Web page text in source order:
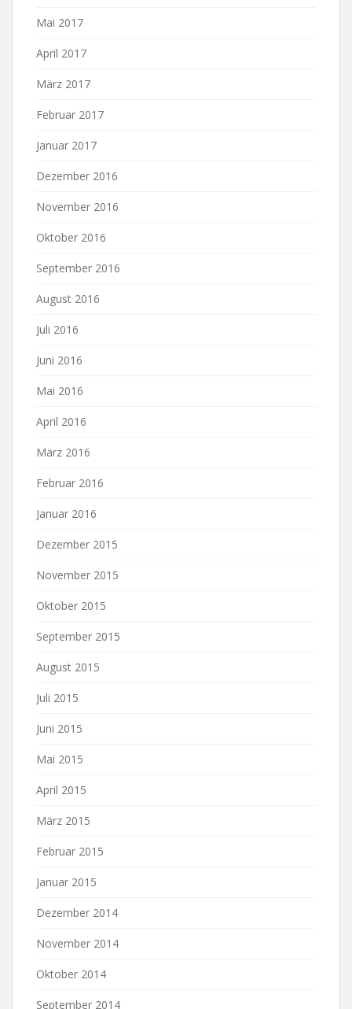
Mai 2017
April 2017
März 2017
Februar 2017
Januar 2017
Dezember 2016
November 2016
Oktober 2016
September 2016
August 2016
Juli 2016
Juni 2016
Mai 2016
April 2016
März 2016
Februar 2016
Januar 2016
Dezember 2015
November 2015
Oktober 2015
September 2015
August 2015
Juli 2015
Juni 2015
Mai 2015
April 2015
März 2015
Februar 2015
Januar 2015
Dezember 2014
November 2014
Oktober 2014
September 2014